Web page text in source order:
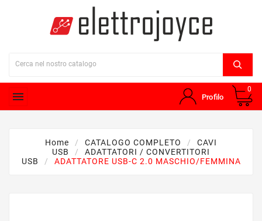
 Profilo
0
Home CATALOGO COMPLETO
CAVI
USB
ADATTATORI / CONVERTITORI
USB
ADATTATORE USB-C 2.0 MASCHIO/FEMMINA